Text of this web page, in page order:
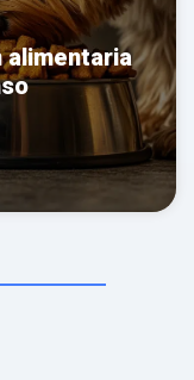
alimentaria